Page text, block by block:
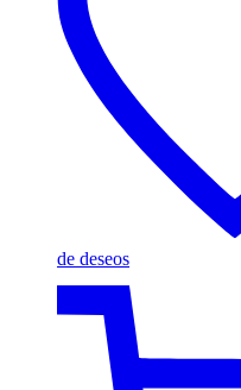
de deseos